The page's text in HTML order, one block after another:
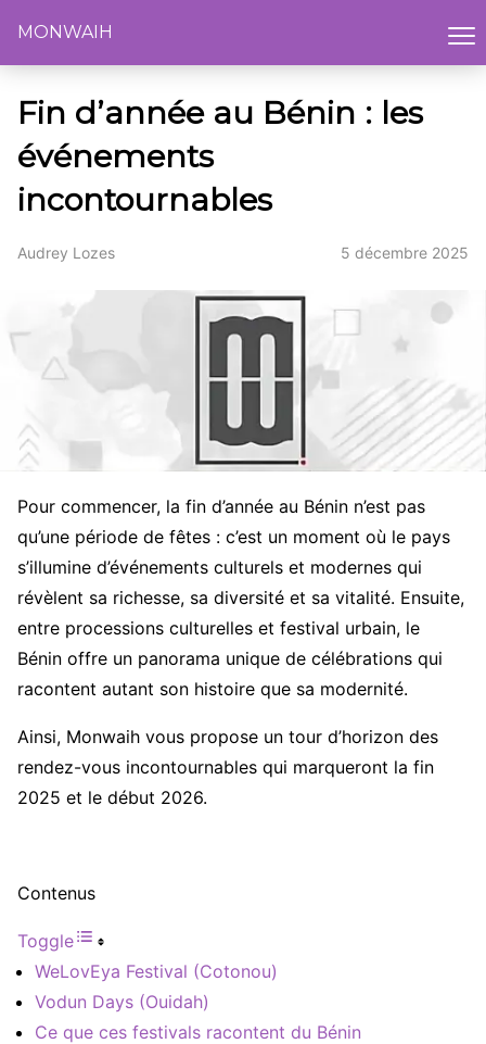
MONWAIH
Fin d’année au Bénin : les
événements
incontournables
Audrey Lozes 5 décembre 2025
Pour commencer, la fin d’année au Bénin n’est pas
qu’une période de fêtes : c’est un moment où le pays
s’illumine d’événements culturels et modernes qui
révèlent sa richesse, sa diversité et sa vitalité. Ensuite,
entre processions culturelles et festival urbain, le
Bénin offre un panorama unique de célébrations qui
racontent autant son histoire que sa modernité.
Ainsi, Monwaih vous propose un tour d’horizon des
rendez-vous incontournables qui marqueront la fin
2025 et le début 2026.
Contenus
Toggle
WeLovEya Festival (Cotonou)
Vodun Days (Ouidah)
Ce que ces festivals racontent du Bénin